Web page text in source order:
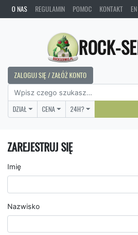
O NAS REGULAMIN POMOC KONTAKT EN
ROCK-
ZALOGUJ SIĘ / ZAŁÓŻ KONTO
DZIAŁ CENA 24H?
ZAREJESTRUJ SIĘ
Imię
Nazwisko